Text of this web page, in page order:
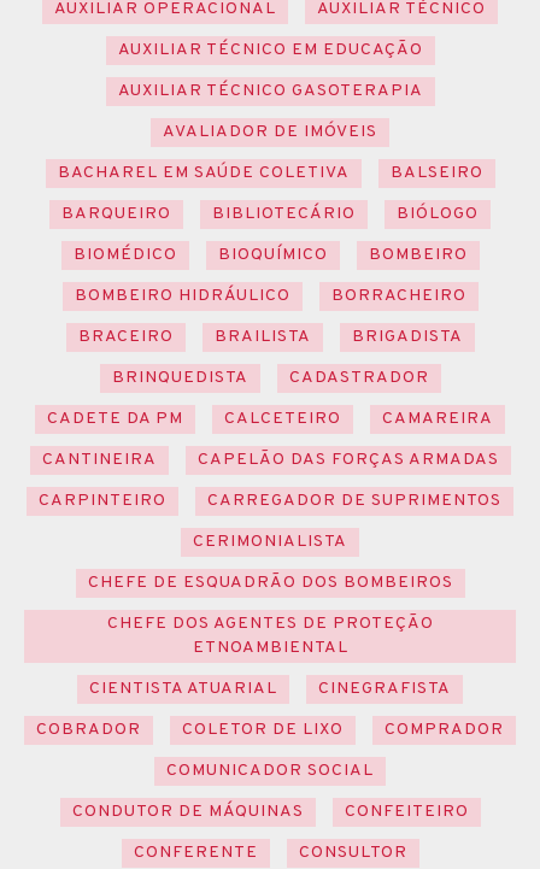
AUXILIAR OPERACIONAL
AUXILIAR TÉCNICO
AUXILIAR TÉCNICO EM EDUCAÇÃO
AUXILIAR TÉCNICO GASOTERAPIA
AVALIADOR DE IMÓVEIS
BACHAREL EM SAÚDE COLETIVA
BALSEIRO
BARQUEIRO
BIBLIOTECÁRIO
BIÓLOGO
BIOMÉDICO
BIOQUÍMICO
BOMBEIRO
BOMBEIRO HIDRÁULICO
BORRACHEIRO
BRACEIRO
BRAILISTA
BRIGADISTA
BRINQUEDISTA
CADASTRADOR
CADETE DA PM
CALCETEIRO
CAMAREIRA
CANTINEIRA
CAPELÃO DAS FORÇAS ARMADAS
CARPINTEIRO
CARREGADOR DE SUPRIMENTOS
CERIMONIALISTA
CHEFE DE ESQUADRÃO DOS BOMBEIROS
CHEFE DOS AGENTES DE PROTEÇÃO
ETNOAMBIENTAL
CIENTISTA ATUARIAL
CINEGRAFISTA
COBRADOR
COLETOR DE LIXO
COMPRADOR
COMUNICADOR SOCIAL
CONDUTOR DE MÁQUINAS
CONFEITEIRO
CONFERENTE
CONSULTOR